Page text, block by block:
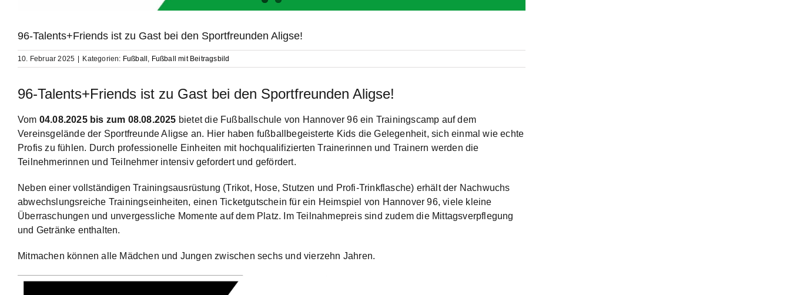
96-Talents+Friends ist zu Gast bei den Sportfreunden Aligse!
10. Februar 2025 | Kategorien: Fußball Fußball mit Beitragsbild
96-Talents+Friends ist zu Gast bei den Sportfreunden Aligse!
Vom 04.08.2025 bis zum 08.08.2025 bietet die Fußballschule von Hannover 96 ein Trainingscamp auf dem
Vereinsgelände der Sportfreunde Aligse an. Hier haben fußballbegeisterte Kids die Gelegenheit, sich einmal wie echte
Profis zu fühlen. Durch professionelle Einheiten mit hochqualifizierten Trainerinnen und Trainern werden die
Teilnehmerinnen und Teilnehmer intensiv gefordert und gefördert.
Neben einer vollständigen Trainingsausrüstung (Trikot, Hose, Stutzen und Profi-Trinkflasche) erhält der Nachwuchs
abwechslungsreiche Trainingseinheiten, einen Ticketgutschein für ein Heimspiel von Hannover 96, viele kleine
Überraschungen und unvergessliche Momente auf dem Platz. Im Teilnahmepreis sind zudem die Mittagsverpflegung
und Getränke enthalten.
Mitmachen können alle Mädchen und Jungen zwischen sechs und vierzehn Jahren.